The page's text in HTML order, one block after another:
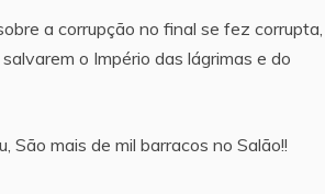
a corrupção no final se fez corrupta,
o Império das lágrimas e do
São mais de mil barracos no Salão!!